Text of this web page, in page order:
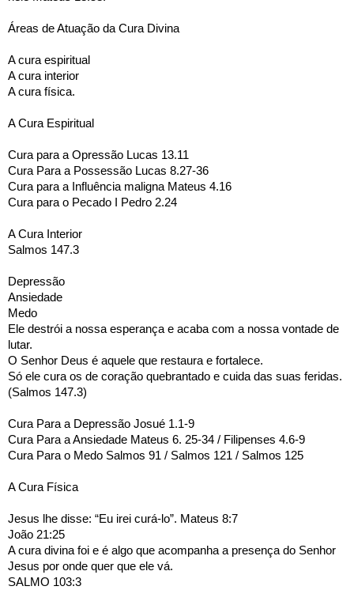
Áreas de Atuação da Cura Divina
A cura espiritual
A cura interior
A cura física.
A Cura Espiritual
Cura para a Opressão Lucas 13.11
Cura Para a Possessão Lucas 8.27-36
Cura para a Influência maligna Mateus 4.16
Cura para o Pecado I Pedro 2.24
A Cura Interior
Salmos 147.3
Depressão
Ansiedade
Medo
Ele destrói a nossa esperança e acaba com a nossa vontade de
lutar.
O Senhor Deus é aquele que restaura e fortalece.
Só ele cura os de coração quebrantado e cuida das suas feridas.
(Salmos 147.3)
Cura Para a Depressão Josué 1.1-9
Cura Para a Ansiedade Mateus 6. 25-34 / Filipenses 4.6-9
Cura Para o Medo Salmos 91 / Salmos 121 / Salmos 125
A Cura Física
Jesus lhe disse: “Eu irei curá-lo”. Mateus 8:7
João 21:25
A cura divina foi e é algo que acompanha a presença do Senhor
Jesus por onde quer que ele vá.
SALMO 103:3